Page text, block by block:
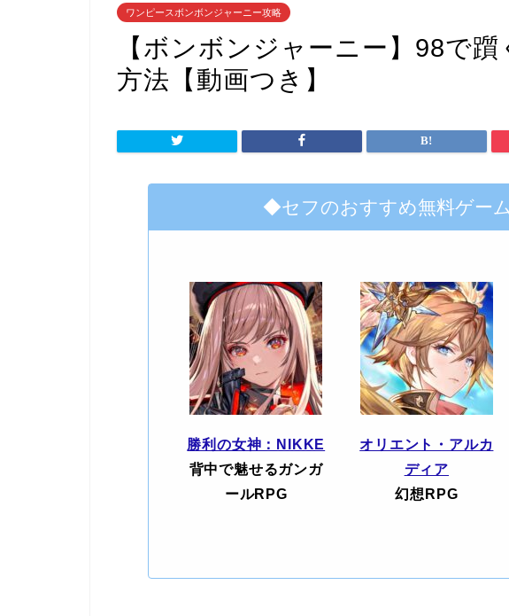
ワンピースボンボンジャーニー攻略
【ボンボンジャーニー】98で
方法【動画つき】
◆セフのおすすめ無料ゲー
勝利の女神：NIKKE
背中で魅せるガンガ
ールRPG
オリエント・アルカ
ディア
幻想RPG